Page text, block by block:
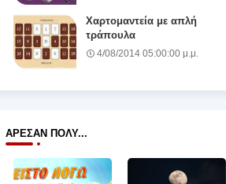
Χαρτομαντεία με απλή
τράπουλα
4/08/2014 05:00:00 μ.μ.
ΆΡΕΣΑΝ ΠΟΛΎ...